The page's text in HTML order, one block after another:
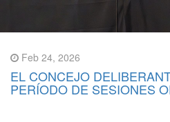
Feb 24, 2026
EL CONCEJO
PERÍODO DE SESIONES